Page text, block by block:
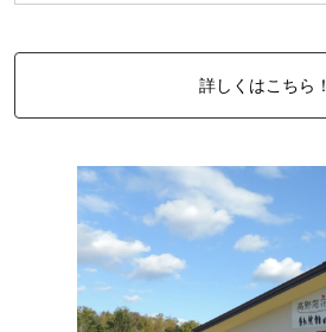
詳しくはこちら！